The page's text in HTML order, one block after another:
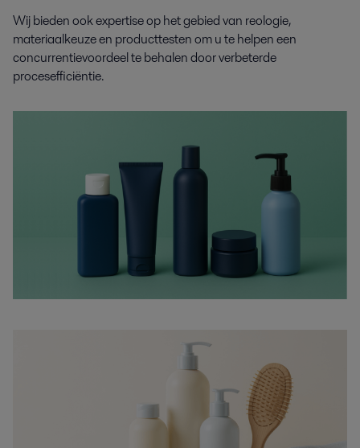
Wij bieden ook expertise op het gebied van reologie,
materiaalkeuze en producttesten om u te helpen een
concurrentievoordeel te behalen door verbeterde
procesefficiëntie.